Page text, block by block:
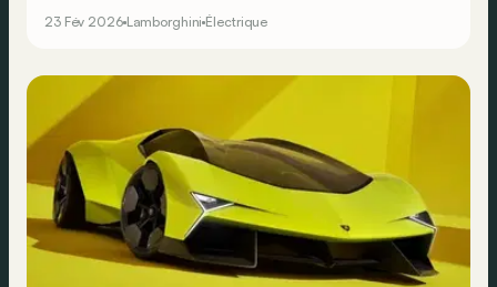
des hybrides rechargeables !
23 Fév 2026 Lamborghini Électrique